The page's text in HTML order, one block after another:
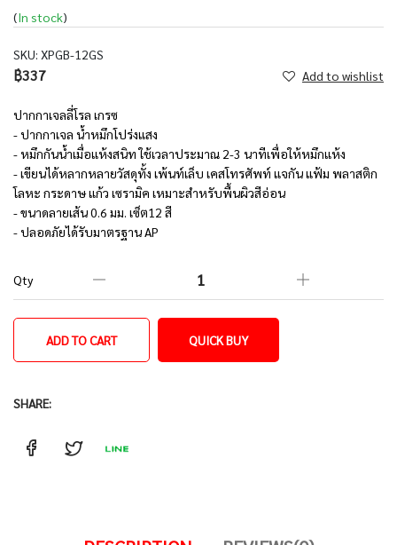
(In stock)
SKU: XPGB-12GS
฿337 Add to wishlist
ปากกาเจลลี่โรล เกรซ
- ปากกาเจล น้ำหมึกโปร่งแสง
- หมึกกันน้ำเมื่อแห้งสนิท ใช้เวลาประมาณ 2-3 นาทีเพื่อให้หมึกแห้ง
- เขียนได้หลากหลายวัสดุทั้ง เพ้นท์เล็บ เคสโทรศัพท์ แจกัน แฟ้ม พลาสติก
โลหะ กระดาษ แก้ว เซรามิค เหมาะสำหรับพื้นผิวสีอ่อน
- ขนาดลายเส้น 0.6 มม. เซ็ต12 สี
- ปลอดภัยได้รับมาตรฐาน AP
Qty
ADD TO CART QUICK BUY
SHARE: